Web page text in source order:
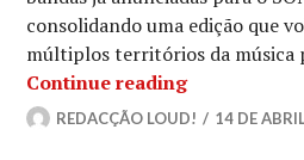
consolidando uma edição que
múltiplos territórios da música
Continue readingSONIC
REDACÇÃO LOUD! 14 DE